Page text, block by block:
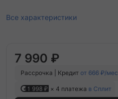
Все характеристики
7 990 ₽
Рассрочка | Кредит от 666 ₽/мес
1 998 ₽ × 4 платежа в Сплит